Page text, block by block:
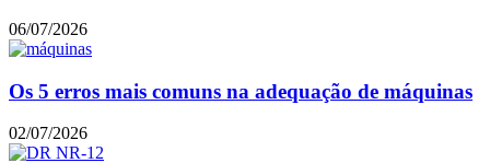
06/07/2026
Os 5 erros mais comuns na adequação de máquinas
02/07/2026